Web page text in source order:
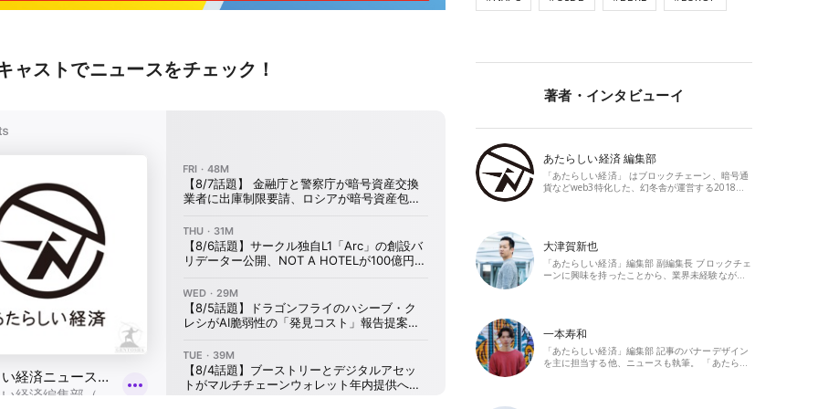
ャストでニュースをチェック！
著者・インタビューイ
あたらしい経済 編集部
「あたらしい経済」 はブロックチェーン、暗号通
貨などweb3特化した、幻冬舎が運営する2018…
大津賀新也
「あたらしい経済」編集部 副編集長 ブロックチェ
ーンに興味を持ったことから、業界未経験なが…
一本寿和
「あたらしい経済」編集部 記事のバナーデザイン
を主に担当する他、ニュースも執筆。 「あたら…